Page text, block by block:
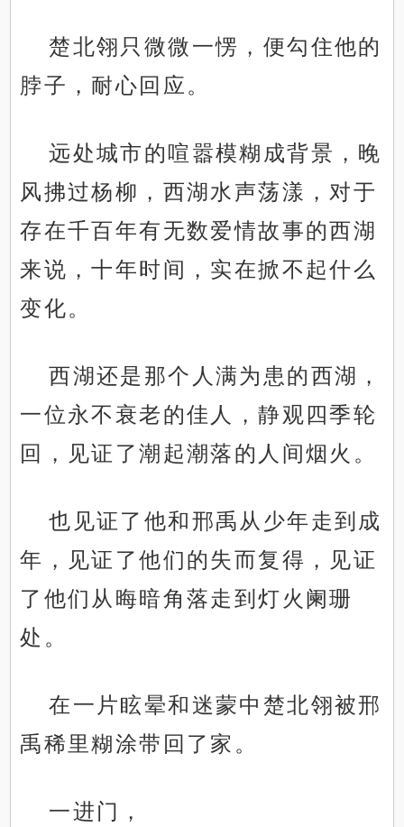
楚北翎只微微一愣，便勾住他的
脖子，耐心回应。
远处城市的喧嚣模糊成背景，晚
风拂过杨柳，西湖水声荡漾，对于
存在千百年有无数爱情故事的西湖
来说，十年时间，实在掀不起什么
变化。
西湖还是那个人满为患的西湖，
一位永不衰老的佳人，静观四季轮
回，见证了潮起潮落的人间烟火。
也见证了他和邢禹从少年走到成
年，见证了他们的失而复得，见证
了他们从晦暗角落走到灯火阑珊
处。
在一片眩晕和迷蒙中楚北翎被邢
禹稀里糊涂带回了家。
一进门，